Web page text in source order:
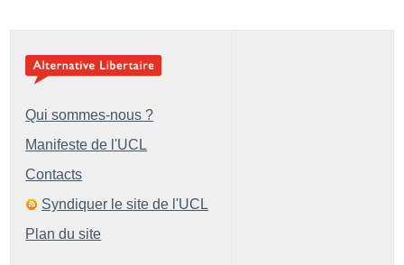
Qui sommes-nous ?
Manifeste de l'UCL
Contacts
Syndiquer le site de l'UCL
Plan du site